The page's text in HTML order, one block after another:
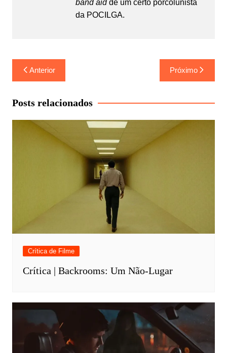
band aid de um certo porcolunista
da POCILGA.
Navegação
de
Post
Anterior Próximo
Posts relacionados
Crítica de Filme
Crítica | Backrooms: Um Não-Lugar